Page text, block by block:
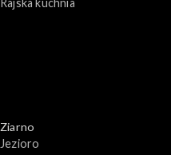
Rajska kuchnia
Ziarno
Jezioro